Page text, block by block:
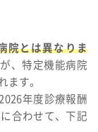
院とは異なりま
、特定機能病院
ます。
年度診療報酬
合わせて、下記